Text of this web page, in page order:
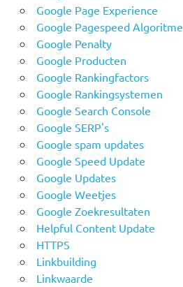
Google Page Experience
Google Pagespeed Algoritme
Google Penalty
Google Producten
Google Rankingfactors
Google Rankingsystemen
Google Search Console
Google SERP's
Google spam updates
Google Speed Update
Google Updates
Google Weetjes
Google Zoekresultaten
Helpful Content Update
HTTPS
Linkbuilding
Linkwaarde